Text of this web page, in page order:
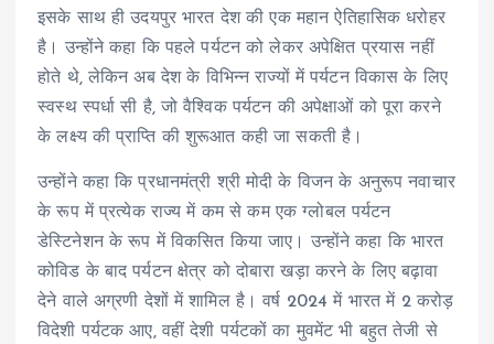
इसके साथ ही उदयपुर भारत देश की एक महान ऐतिहासिक धरोहर
है। उन्होंने कहा कि पहले पर्यटन को लेकर अपेक्षित प्रयास नहीं
होते थे, लेकिन अब देश के विभिन्न राज्यों में पर्यटन विकास के लिए
स्वस्थ स्पर्धा सी है, जो वैश्विक पर्यटन की अपेक्षाओं को पूरा करने
के लक्ष्य की प्राप्ति की शुरूआत कही जा सकती है।
उन्होंने कहा कि प्रधानमंत्री श्री मोदी के विजन के अनुरूप नवाचार
के रूप में प्रत्येक राज्य में कम से कम एक ग्लोबल पर्यटन
डेस्टिनेशन के रूप में विकसित किया जाए। उन्होंने कहा कि भारत
कोविड के बाद पर्यटन क्षेत्र को दोबारा खड़ा करने के लिए बढ़ावा
देने वाले अग्रणी देशों में शामिल है। वर्ष 2024 में भारत में 2 करोड़
विदेशी पर्यटक आए, वहीं देशी पर्यटकों का मुवमेंट भी बहुत तेजी से